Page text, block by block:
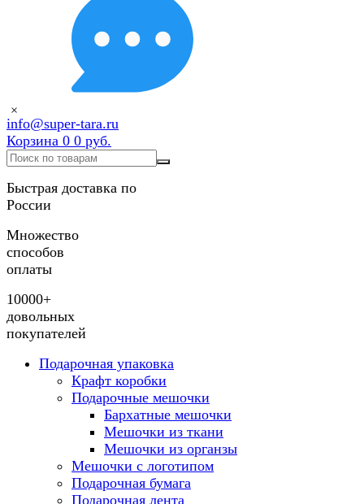
×
info@super-tara.ru
Корзина 0 0 руб.
Быстрая доставка по
России
Множество
способов
оплаты
10000+
довольных
покупателей
Подарочная упаковка
Крафт коробки
Подарочные мешочки
Бархатные мешочки
Мешочки из ткани
Мешочки из органзы
Мешочки с логотипом
Подарочная бумага
Подарочная лента